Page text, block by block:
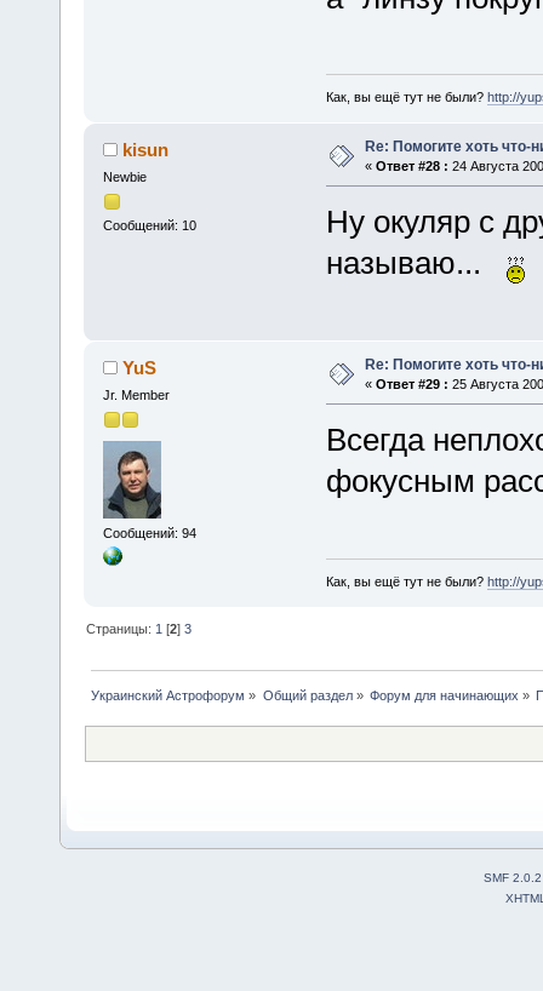
Как, вы ещё тут не были? http://
kisun
Newbie
Сообщений: 10
Re: Помогите хоть что-
« Ответ #28 : 24 Августа
Ну окуляр с
называю...
YuS
Jr. Member
Сообщений: 94
Re: Помогите хоть что-
« Ответ #29 : 25 Августа
Всегда
фокусным
Как, вы ещё тут не были? http://
Страницы: 1 [2]3
Украинский Астрофорум » Общий раздел» Форум для начинающих »
SMF 2.0.2